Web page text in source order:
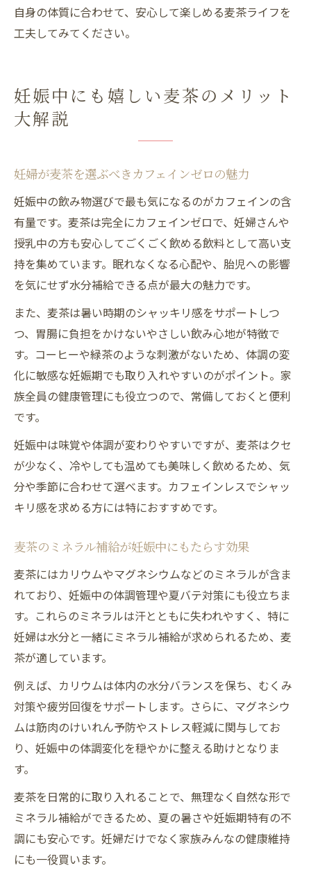
自身の体質に合わせて、安心して楽しめる麦茶ライフを
工夫してみてください。
妊娠中にも嬉しい麦茶のメリット
大解説
妊婦が麦茶を選ぶべきカフェインゼロの魅力
妊娠中の飲み物選びで最も気になるのがカフェインの含
有量です。麦茶は完全にカフェインゼロで、妊婦さんや
授乳中の方も安心してごくごく飲める飲料として高い支
持を集めています。眠れなくなる心配や、胎児への影響
を気にせず水分補給できる点が最大の魅力です。
また、麦茶は暑い時期のシャッキリ感をサポートしつ
つ、胃腸に負担をかけないやさしい飲み心地が特徴で
す。コーヒーや緑茶のような刺激がないため、体調の変
化に敏感な妊娠期でも取り入れやすいのがポイント。家
族全員の健康管理にも役立つので、常備しておくと便利
です。
妊娠中は味覚や体調が変わりやすいですが、麦茶はクセ
が少なく、冷やしても温めても美味しく飲めるため、気
分や季節に合わせて選べます。カフェインレスでシャッ
キリ感を求める方には特におすすめです。
麦茶のミネラル補給が妊娠中にもたらす効果
麦茶にはカリウムやマグネシウムなどのミネラルが含ま
れており、妊娠中の体調管理や夏バテ対策にも役立ちま
す。これらのミネラルは汗とともに失われやすく、特に
妊婦は水分と一緒にミネラル補給が求められるため、麦
茶が適しています。
例えば、カリウムは体内の水分バランスを保ち、むくみ
対策や疲労回復をサポートします。さらに、マグネシウ
ムは筋肉のけいれん予防やストレス軽減に関与してお
り、妊娠中の体調変化を穏やかに整える助けとなりま
す。
麦茶を日常的に取り入れることで、無理なく自然な形で
ミネラル補給ができるため、夏の暑さや妊娠期特有の不
調にも安心です。妊婦だけでなく家族みんなの健康維持
にも一役買います。